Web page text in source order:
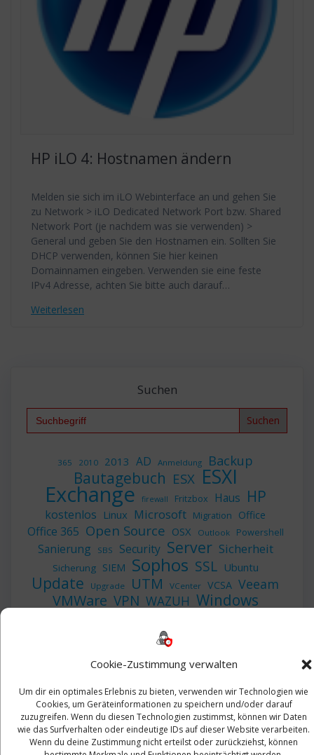
Cookie-Zustimmung verwalten
Um dir ein optimales Erlebnis zu bieten, verwenden wir Technologien wie
Cookies, um Geräteinformationen zu speichern und/oder darauf
zuzugreifen. Wenn du diesen Technologien zustimmst, können wir Daten
wie das Surfverhalten oder eindeutige IDs auf dieser Website verarbeiten.
Wenn du deine Zustimmung nicht erteilst oder zurückziehst, können
HP iLO 4: Hostnamen ändern
Melden sie sich im iLO Webinterface an und gehen Sie
zu Network > iLO Dedicated Network Port bzw. Shared
Network Port (je nachdem was sie verwenden) >
General und geben Sie den Hostnamen ein. Sollten Sie
DHCP verwenden, können Sie hier keinen
Domainnamen eingeben. Verwenden sie eine feste
IPv4 Adresse, achten Sie bitte auch darauf…
Weiterlesen
Suchen
Search
365 2010 2013 AD Anmeldung Backup
Bautagebuch ESX ESXI
Exchange firewall Fritzbox Haus HP
kostenlos Linux Microsoft Migration Office
Office 365 Open Source OSX Outlook Powershell
Sanierung SBS Security Server Sicherheit
Sicherung SIEM Sophos SSL Ubuntu
Update Upgrade UTM VCenter VCSA Veeam
VMWare VPN WAZUH Windows
© 2026 Leibling.de. Erstellt mit WordPress und demHighlight
Theme